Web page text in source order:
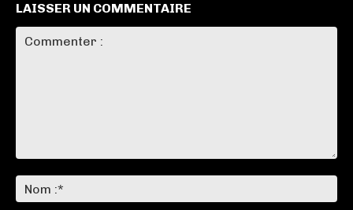
LAISSER UN COMMENTAIRE
:*